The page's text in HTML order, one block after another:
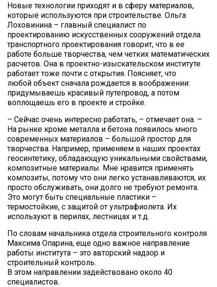
Новые технологии приходят и в сферу материалов,
которые используются при строительстве. Ольга
Лоховинина – главный специалист по
проектированию искусственных сооружений отдела
транспортного проектирования говорит, что в ее
работе больше творчества, чем четких математических
расчетов. Она в проектно-изыскательском институте
работает тоже почти с открытия. Поясняет, что
любой объект сначала рождается в воображении:
придумываешь красивый путепровод, а потом
воплощаешь его в проекте и стройке.
– Сейчас очень интересно работать, – отмечает она. –
На рынке кроме металла и бетона появилось много
современных материалов – большой простор для
творчества. Например, применяем в наших проектах
геосинтетику, обладающую уникальными свойствами,
композитные материалы. Мне нравится применять
композиты, потому что они легко устанавливаются, их
просто обслуживать, они долго не требуют ремонта.
Это могут быть специальные пластики –
термостойкие, с защитой от ультрафиолета. Их
используют в перилах, лестницах и т.д.
По словам начальника отдела строительного контроля
Максима Опарина, еще одно важное направление
работы института – это авторский надзор и
строительный контроль.
В этом направлении задействовано около 40
специалистов.